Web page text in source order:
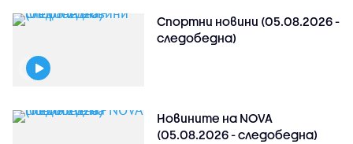
Спортни новини (05.08.2026 -
следобедна)
Новините на NOVA
(05.08.2026 - следобедна)